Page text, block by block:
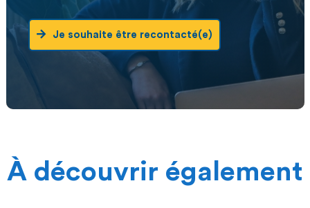
Je souhaite être recontacté(e)
À découvrir également